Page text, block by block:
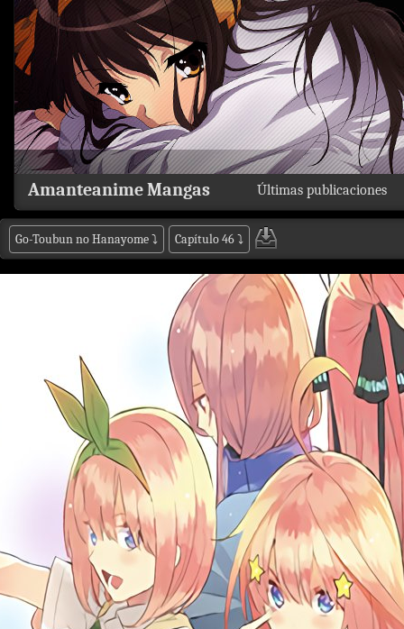
Últimas publicaciones
Amanteanime Mangas
Go-Toubun no Hanayome⤵ Capítulo 46⤵